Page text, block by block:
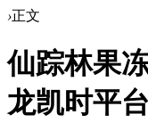
›正文
仙踪林果
龙凯时平